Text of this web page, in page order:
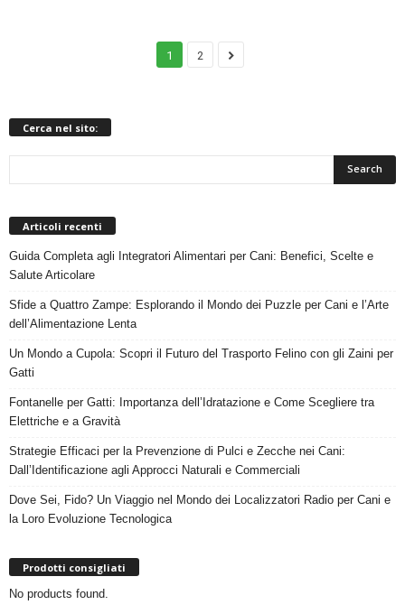
1 2
Cerca nel sito:
Articoli recenti
Guida Completa agli Integratori Alimentari per Cani: Benefici, Scelte e
Salute Articolare
Sfide a Quattro Zampe: Esplorando il Mondo dei Puzzle per Cani e l’Arte
dell’Alimentazione Lenta
Un Mondo a Cupola: Scopri il Futuro del Trasporto Felino con gli Zaini per
Gatti
Fontanelle per Gatti: Importanza dell’Idratazione e Come Scegliere tra
Elettriche e a Gravità
Strategie Efficaci per la Prevenzione di Pulci e Zecche nei Cani:
Dall’Identificazione agli Approcci Naturali e Commerciali
Dove Sei, Fido? Un Viaggio nel Mondo dei Localizzatori Radio per Cani e
la Loro Evoluzione Tecnologica
Prodotti consigliati
No products found.